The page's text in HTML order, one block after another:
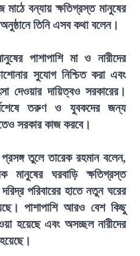
মাঠে বন্যায় ক্ষতিগ্রস্ত মানুষের
তিনি এসব কথা বলেন।
পাশাপাশি মা ও নারীদের
সুযোগ নিশ্চিত করা এবং
দেওয়ার দায়িত্বও সরকারের।
তরুণ ও যুবকদের জন্য
সরকার কাজ করবে।
তুলে তারেক রহমান বলেন,
ঘরবাড়ি ক্ষতিগ্রস্ত
পরিবারের হাতে নতুন ঘরের
পাশাপাশি আরও বেশ কিছু
হয়েছে এবং অসচ্ছল নারীদের